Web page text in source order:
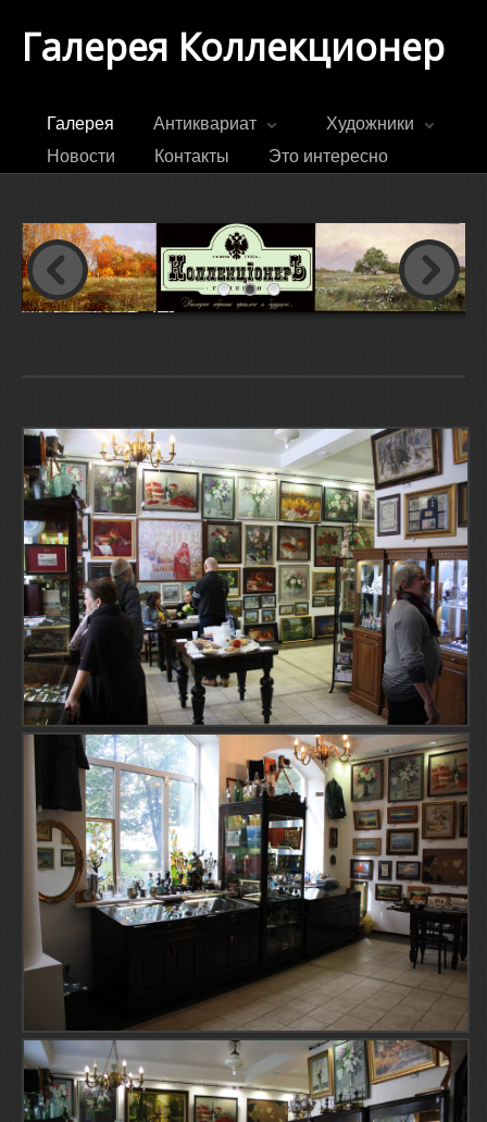
Галерея Коллекционер
Галерея Антиквариат
Художники
Новости
Контакты Это интересно